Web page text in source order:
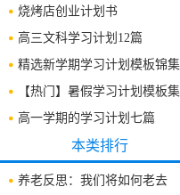
烧烤店创业计划书
高三文科学习计划12篇
精选新学期学习计划模板锦
【热门】暑假学习计划模板
高一学期的学习计划七篇
本类排行
养老反思：我们将如何老去